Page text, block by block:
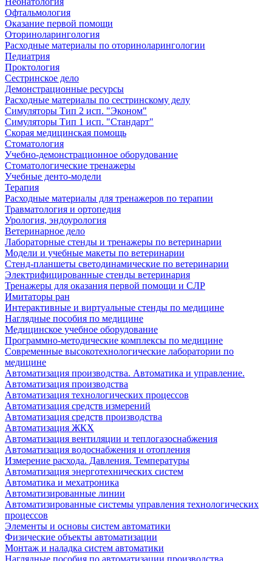
Офтальмология
Оказание первой помощи
Оториноларингология
Расходные материалы по оториноларингологии
Педиатрия
Проктология
Сестринское дело
Демонстрационные ресурсы
Расходные материалы по сестринскому делу
Симуляторы Тип 2 исп. "Эконом"
Симуляторы Тип 1 исп. "Стандарт"
Скорая медицинская помощь
Стоматология
Учебно-демонстрационное оборудование
Стоматологические тренажеры
Учебные денто-модели
Терапия
Расходные материалы для тренажеров по терапии
Травматология и ортопедия
Урология, эндоурология
Ветеринарное дело
Лабораторные стенды и тренажеры по ветеринарии
Модели и учебные макеты по ветеринарии
Стенд-планшеты светодинамические по ветеринарии
Электрифицированные стенды ветеринария
Тренажеры для оказания первой помощи и СЛР
Имитаторы ран
Интерактивные и виртуальные стенды по медицине
Наглядные пособия по медицине
Медицинское учебное оборудование
Программно-методические комплексы по медицине
Современные высокотехнологические лаборатории по
медицине
Автоматизация производства. Автоматика и управление.
Автоматизация производства
Автоматизация технологических процессов
Автоматизация средств измерений
Автоматизация средств производства
Автоматизация ЖКХ
Автоматизация вентиляции и теплогазоснабжения
Автоматизация водоснабжения и отопления
Измерение расхода. Давления. Температуры
Автоматизация энерготехнических систем
Автоматика и мехатроника
Автоматизированные линии
Автоматизированные системы управления технологических
процессов
Элементы и основы систем автоматики
Физические объекты автоматизации
Монтаж и наладка систем автоматики
Наглядные пособия по автоматизации производства